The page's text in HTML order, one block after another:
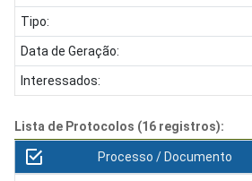
Tipo:
Data de Geração:
Interessados:
Lista de Protocolos (16 registros):
Processo / Documento